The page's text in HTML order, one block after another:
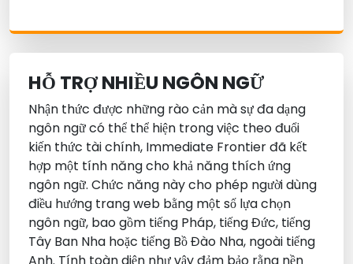
HỖ TRỢ NHIỀU NGÔN NGỮ
Nhận thức được những rào cản mà sự đa dạng
ngôn ngữ có thể thể hiện trong việc theo đuổi
kiến thức tài chính, Immediate Frontier đã kết
hợp một tính năng cho khả năng thích ứng
ngôn ngữ. Chức năng này cho phép người dùng
điều hướng trang web bằng một số lựa chọn
ngôn ngữ, bao gồm tiếng Pháp, tiếng Đức, tiếng
Tây Ban Nha hoặc tiếng Bồ Đào Nha, ngoài tiếng